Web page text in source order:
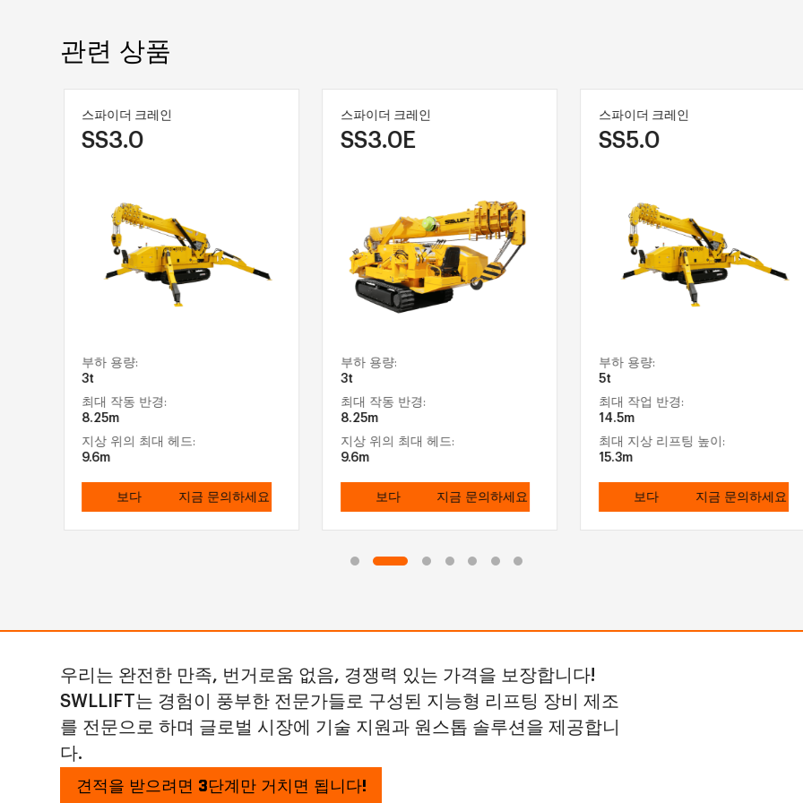
관련 상품
스파이더 크레인
SS3.0
부하 용량:
3t
최대 작동 반경:
8.25m
지상 위의 최대 헤드:
9.6m
보다 지금 문의하세요
스파이더 크레인
SS3.0E
부하 용량:
3t
최대 작동 반경:
8.25m
지상 위의 최대 헤드:
9.6m
보다 지금 문의하세요
스파이더 크레인
SS5.0
부하 용량:
5t
최대 작업 반경:
14.5m
최대 지상 리프팅 높이:
15.3m
보다 지금 문의하세요
우리는 완전한 만족, 번거로움 없음, 경쟁력 있는 가격을 보장합니다!
SWLLIFT는 경험이 풍부한 전문가들로 구성된 지능형 리프팅 장비 제조
를 전문으로 하며 글로벌 시장에 기술 지원과 원스톱 솔루션을 제공합니
다.
견적을 받으려면 3단계만 거치면 됩니다!